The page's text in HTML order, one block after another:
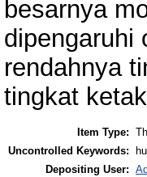
besarnya
dipengaruhi
rendahnya
tingkat
Item Type:
Uncontrolled Keywords:
Depositing User: